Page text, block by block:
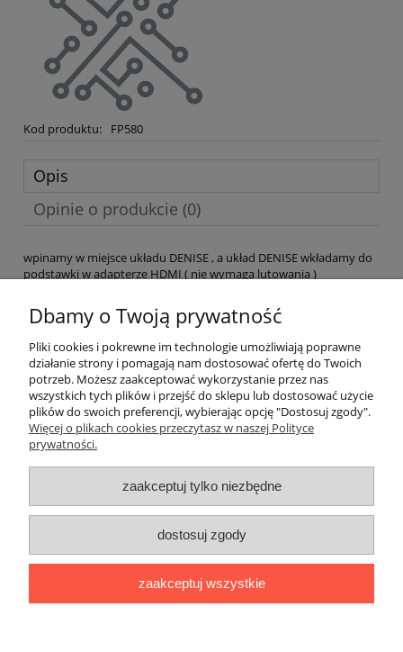
Kod produktu: FP580
Opis
Opinie o produkcie (0)
wpinamy w miejsce układu DENISE , a układ DENISE wkładamy do
podstawki w adapterze HDMI ( nie wymaga lutowania )
dokumentacja
https://drive.google.com/file/d/1m9cmq5l7FJ-9GF_nG0PL0M2IYe-
-1GBP/view?usp=sharing
O nas
Obsługa klienta
Moje konto
Dbamy o Twoją prywatność
Pliki cookies i pokrewne im technologie umożliwiają poprawne
działanie strony i pomagają nam dostosować ofertę do Twoich
potrzeb. Możesz zaakceptować wykorzystanie przez nas
wszystkich tych plików i przejść do sklepu lub dostosować użycie
plików do swoich preferencji, wybierając opcję "Dostosuj zgody".
Więcej o plikach cookies przeczytasz w naszej Polityce
prywatności.
zaakceptuj tylko niezbędne
dostosuj zgody
zaakceptuj wszystkie